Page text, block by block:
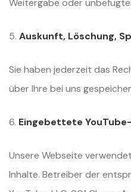
Weitergabe oder
5. Auskunft, Löschung,
Sie haben jederzeit das
über Ihre bei uns
6. Eingebettete
Unsere Webseite
Inhalte. Betreiber der